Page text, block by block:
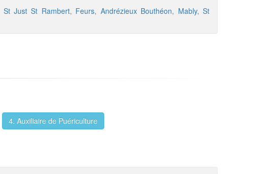
St Just St Rambert, Feurs, Andrézieux Bouthéon, Mably,St
4. Auxiliaire de Puériculture